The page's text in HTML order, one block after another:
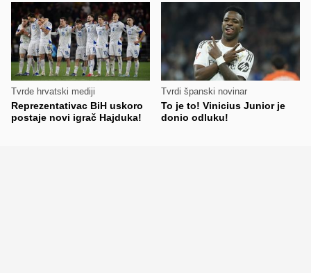
Tvrde hrvatski mediji
Reprezentativac BiH uskoro
postaje novi igrač Hajduka!
Tvrdi španski novinar
To je to! Vinicius Junior je
donio odluku!